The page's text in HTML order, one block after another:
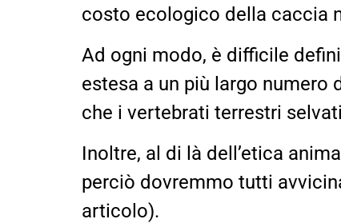
costo ecologico della caccia
Ad ogni modo, è difficile
estesa a un più largo
che i vertebrati terrestri
Inoltre, al di là dell’etica
perciò dovremmo tutti
articolo).